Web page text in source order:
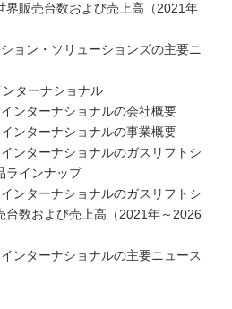
界販売台数および売上高（2021年
ョン・ソリューションズの主要ニ
ターナショナル
ンターナショナルの会社概要
ンターナショナルの事業概要
ンターナショナルのガスリフトシ
ラインナップ
ンターナショナルのガスリフトシ
台数および売上高（2021年～2026
ンターナショナルの主要ニュース